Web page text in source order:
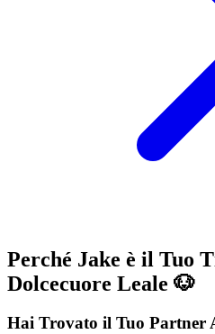
Perché Jake è il Tuo
Dolcecuore Leale 🐶
Hai Trovato il Tuo Partner